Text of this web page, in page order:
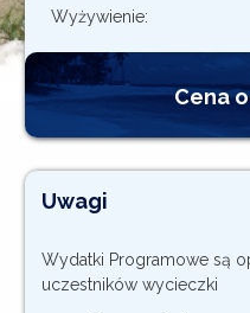
Wyżywienie:
Cena
Uwagi
Wydatki Programowe są
uczestników wycieczki